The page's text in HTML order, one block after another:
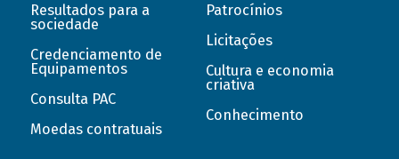
Resultados para a
sociedade
Credenciamento de
Equipamentos
Consulta PAC
Moedas contratuais
Patrocínios
Licitações
Cultura e economia
criativa
Conhecimento